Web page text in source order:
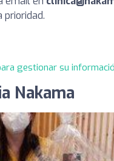
prioridad.
gestionar su
Nakama